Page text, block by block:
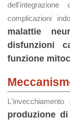
complicazioni
malattie
disfunzioni
funzione
produzione